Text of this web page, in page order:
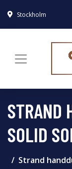
Stockholm
STRAND
SOLID
Strand